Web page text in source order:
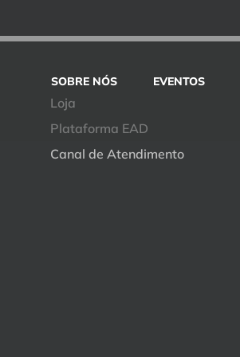
SOBRE NÓS EVENTOS
Loja
Plataforma EAD
Canal de Atendimento